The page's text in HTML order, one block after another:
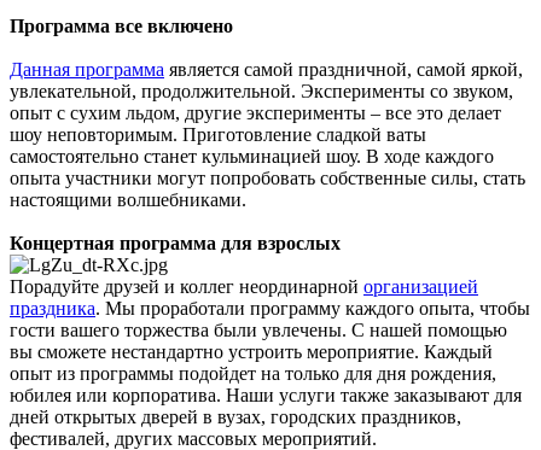
Программа все включено
Данная программа является самой праздничной, самой яркой,
увлекательной, продолжительной. Эксперименты со звуком,
опыт с сухим льдом, другие эксперименты – все это делает
шоу неповторимым. Приготовление сладкой ваты
самостоятельно станет кульминацией шоу. В ходе каждого
опыта участники могут попробовать собственные силы, стать
настоящими волшебниками.
Концертная программа для взрослых
Порадуйте друзей и коллег неординарной организацией
праздника. Мы проработали программу каждого опыта, чтобы
гости вашего торжества были увлечены. С нашей помощью
вы сможете нестандартно устроить мероприятие. Каждый
опыт из программы подойдет на только для дня рождения,
юбилея или корпоратива. Наши услуги также заказывают для
дней открытых дверей в вузах, городских праздников,
фестивалей, других массовых мероприятий.